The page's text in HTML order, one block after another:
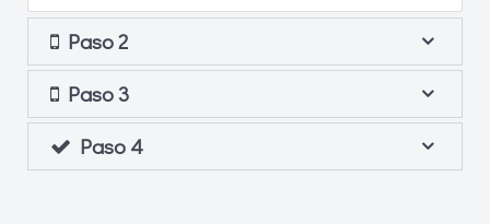
Paso 2
Paso 3
Paso 4